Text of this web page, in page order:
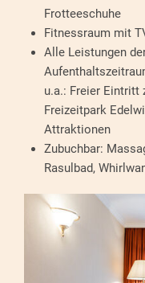
Frotteeschuhe
Fitnessraum mit
Alle Leistungen
u.a.: Freier Eintritt
Freizeitpark
Attraktionen
Zubuchbar:
Rasulbad,